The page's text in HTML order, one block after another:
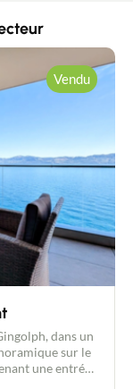
Vendu
dans un
sur le
une entrée